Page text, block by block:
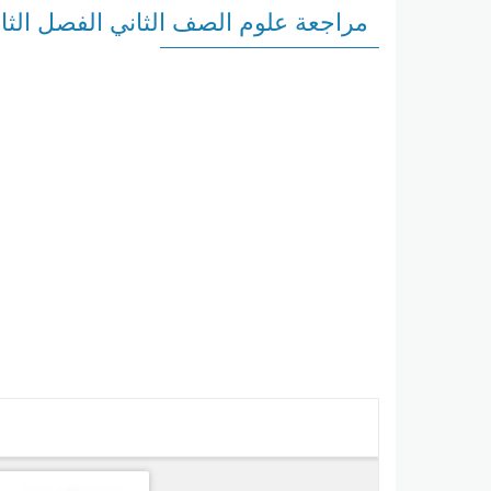
مراجعة علوم الصف الثاني الفصل